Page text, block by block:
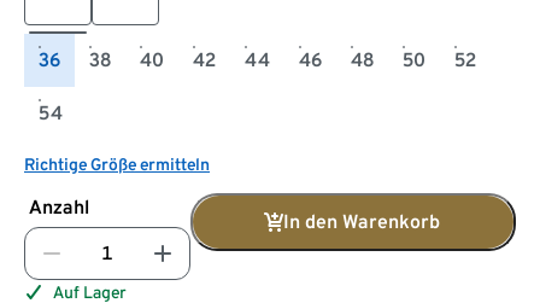
36 38 40 42 44 46 48 50 52
54
Richtige Größe ermitteln
Anzahl
In den Warenkorb
Auf Lager